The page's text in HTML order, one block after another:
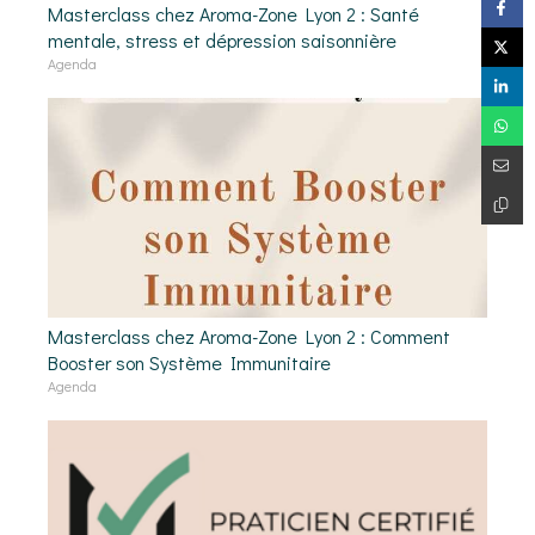
Masterclass chez Aroma-Zone Lyon 2 : Santé
mentale, stress et dépression saisonnière
Agenda
Masterclass chez Aroma-Zone Lyon 2 : Comment
Booster son Système Immunitaire
Agenda